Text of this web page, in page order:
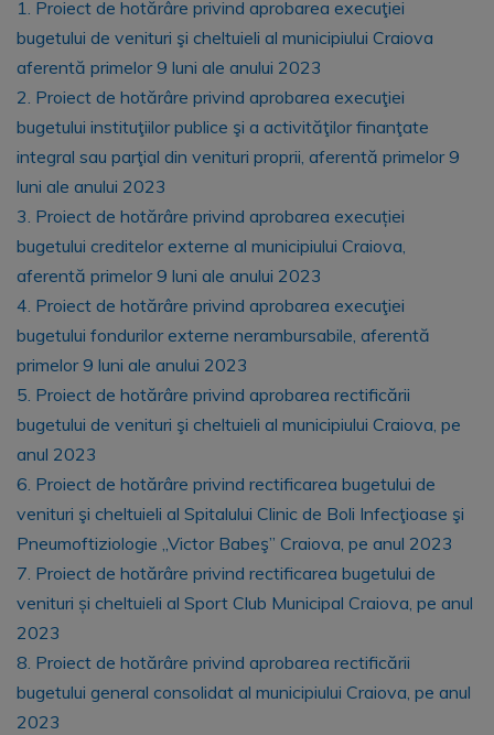
1. Proiect de hotărâre privind aprobarea execuţiei
bugetului de venituri şi cheltuieli al municipiului Craiova
aferentă primelor 9 luni ale anului 2023
2. Proiect de hotărâre privind aprobarea execuţiei
bugetului instituţiilor publice şi a activităţilor finanţate
integral sau parţial din venituri proprii, aferentă primelor 9
luni ale anului 2023
3. Proiect de hotărâre privind aprobarea execuției
bugetului creditelor externe al municipiului Craiova,
aferentă primelor 9 luni ale anului 2023
4. Proiect de hotărâre privind aprobarea execuţiei
bugetului fondurilor externe nerambursabile, aferentă
primelor 9 luni ale anului 2023
5. Proiect de hotărâre privind aprobarea rectificării
bugetului de venituri şi cheltuieli al municipiului Craiova, pe
anul 2023
6. Proiect de hotărâre privind rectificarea bugetului de
venituri şi cheltuieli al Spitalului Clinic de Boli Infecţioase şi
Pneumoftiziologie „Victor Babeş” Craiova, pe anul 2023
7. Proiect de hotărâre privind rectificarea bugetului de
venituri și cheltuieli al Sport Club Municipal Craiova, pe anul
2023
8. Proiect de hotărâre privind aprobarea rectificării
bugetului general consolidat al municipiului Craiova, pe anul
2023